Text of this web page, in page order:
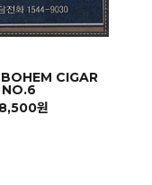
BOHEM CIGAR
NO.6
원